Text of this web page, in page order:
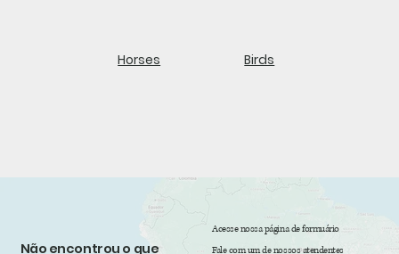
Horses Birds
Não encontrou o que
Acesse nossa página de formuário
Fale com um de nossos atendentes